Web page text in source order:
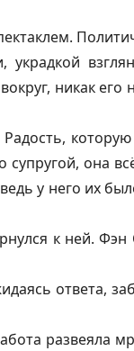
никак
она
у него их
к ней. Фэн
ответа,
развеяла